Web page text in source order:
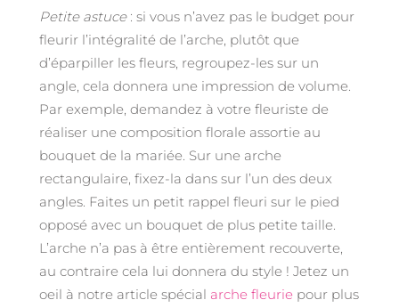
Petite astuce : si vous n’avez pas le budget pour
fleurir l’intégralité de l’arche, plutôt que
d’éparpiller les fleurs, regroupez-les sur un
angle, cela donnera une impression de volume.
Par exemple, demandez à votre fleuriste de
réaliser une composition florale assortie au
bouquet de la mariée. Sur une arche
rectangulaire, fixez-la dans sur l’un des deux
angles. Faites un petit rappel fleuri sur le pied
opposé avec un bouquet de plus petite taille.
L’arche n’a pas à être entièrement recouverte,
au contraire cela lui donnera du style ! Jetez un
oeil à notre article spécial arche fleurie pour plus